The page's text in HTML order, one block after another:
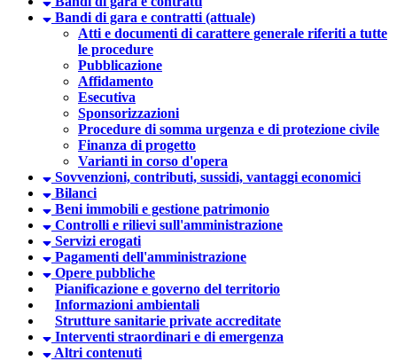
Bandi di gara e contratti (attuale)
Atti e documenti di carattere generale riferiti a tutte
le procedure
Pubblicazione
Affidamento
Esecutiva
Sponsorizzazioni
Procedure di somma urgenza e di protezione civile
Finanza di progetto
Varianti in corso d'opera
Sovvenzioni, contributi, sussidi, vantaggi economici
Bilanci
Beni immobili e gestione patrimonio
Controlli e rilievi sull'amministrazione
Servizi erogati
Pagamenti dell'amministrazione
Opere pubbliche
Pianificazione e governo del territorio
Informazioni ambientali
Strutture sanitarie private accreditate
Interventi straordinari e di emergenza
Altri contenuti